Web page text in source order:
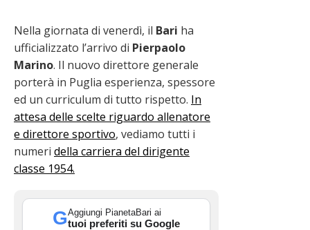
Nella giornata di venerdì, il Bari ha
ufficializzato l’arrivo di Pierpaolo
Marino. Il nuovo direttore generale
porterà in Puglia esperienza, spessore
ed un curriculum di tutto rispetto. In
attesa delle scelte riguardo allenatore
e direttore sportivo, vediamo tutti i
numeri della carriera del dirigente
classe 1954.
GAggiungi PianetaBari ai
tuoi preferiti su Google